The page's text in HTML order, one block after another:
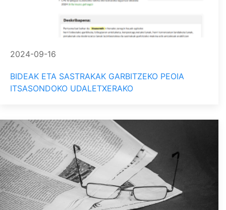
2024-09-16
BIDEAK ETA SASTRAKAK GARBITZEKO PEOIA
ITSASONDOKO UDALETXERAKO